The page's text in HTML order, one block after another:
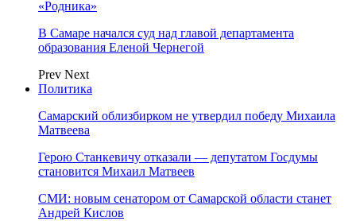
«Родника»
В Самаре начался суд над главой департамента
образования Еленой Чернегой
Prev Next
Политика
Самарский облизбирком не утвердил победу Михаила
Матвеева
Герою Станкевичу отказали — депутатом Госдумы
становится Михаил Матвеев
СМИ: новым сенатором от Самарской области станет
Андрей Кислов